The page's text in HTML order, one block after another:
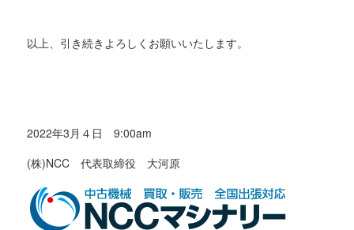
以上、引き続きよろしくお願いいたします。
2022年3月４日 9:00am
(株)NCC 代表取締役 大河原